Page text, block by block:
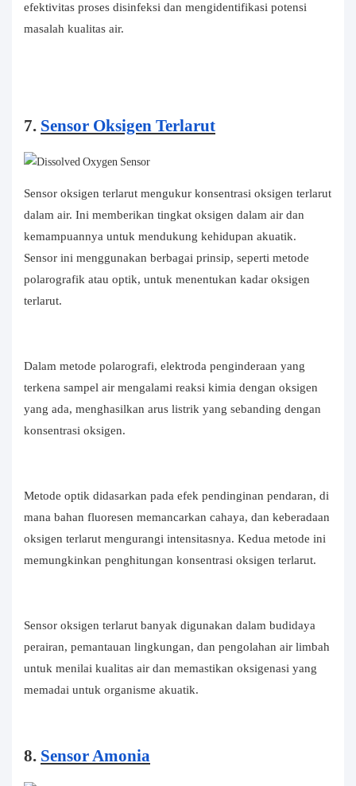
efektivitas proses disinfeksi dan mengidentifikasi potensi
masalah kualitas air.
7. Sensor Oksigen Terlarut
Sensor oksigen terlarut mengukur konsentrasi oksigen terlarut
dalam air. Ini memberikan tingkat oksigen dalam air dan
kemampuannya untuk mendukung kehidupan akuatik.
Sensor ini menggunakan berbagai prinsip, seperti metode
polarografik atau optik, untuk menentukan kadar oksigen
terlarut.
Dalam metode polarografi, elektroda penginderaan yang
terkena sampel air mengalami reaksi kimia dengan oksigen
yang ada, menghasilkan arus listrik yang sebanding dengan
konsentrasi oksigen.
Metode optik didasarkan pada efek pendinginan pendaran, di
mana bahan fluoresen memancarkan cahaya, dan keberadaan
oksigen terlarut mengurangi intensitasnya. Kedua metode ini
memungkinkan penghitungan konsentrasi oksigen terlarut.
Sensor oksigen terlarut banyak digunakan dalam budidaya
perairan, pemantauan lingkungan, dan pengolahan air limbah
untuk menilai kualitas air dan memastikan oksigenasi yang
memadai untuk organisme akuatik.
8. Sensor Amonia